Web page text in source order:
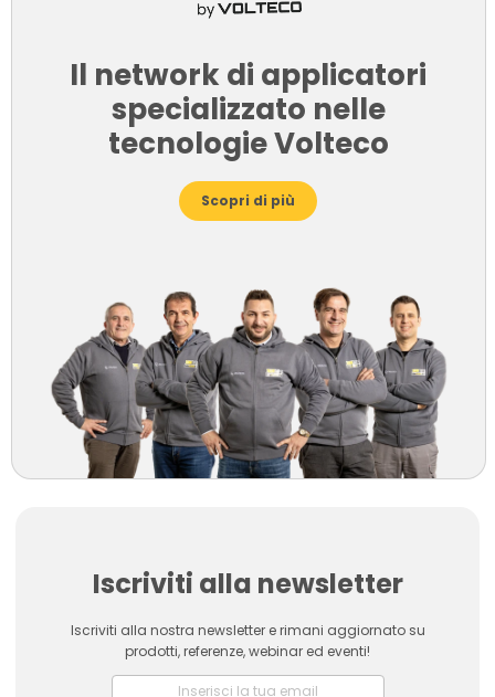
Il network di applicatori
specializzato nelle
tecnologie Volteco
Scopri di più
Iscriviti alla newsletter
Iscriviti alla nostra newsletter e rimani aggiornato su
prodotti, referenze, webinar ed eventi!